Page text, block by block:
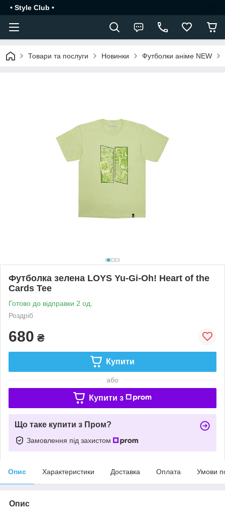
• Style Club •
Товари та послуги Новинки Футболки аніме NEW
Футболка зелена LOYS Yu-Gi-Oh! Heart of the
Cards Tee
Готово до відправки 2 од.
Роздріб
680 ₴
Купити
або
Купити з
Що таке купити з Пром?
Замовлення під захистом
Опис Характеристики Доставка Оплата Умови
Опис